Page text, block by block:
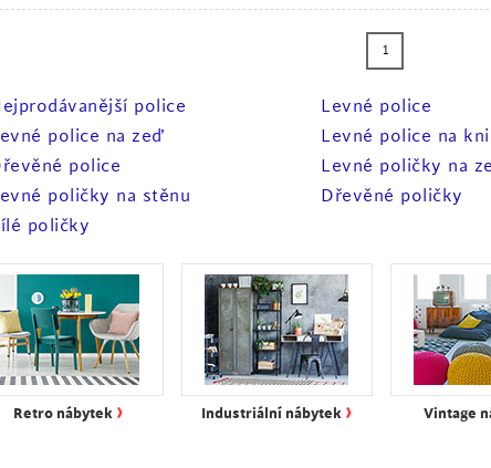
1
police
Levné police
police na zeď
Levné police na
police
Levné poličky na
poličky na stěnu
Dřevěné poličky
poličky
Retro nábytek › Industriální nábytek › Vintage